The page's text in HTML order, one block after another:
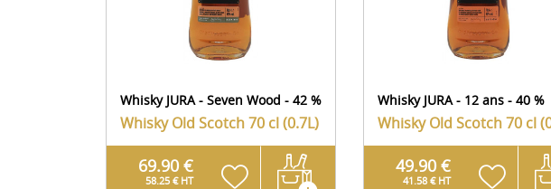
Whisky JURA - Seven Wood - 42 %
Whisky Old Scotch70 cl (0.7L)
69.90 €
58.25 € HT
Whisky JURA - 12 ans - 40 %
Whisky Old Scotch70 cl
49.90 €
41.58 € HT